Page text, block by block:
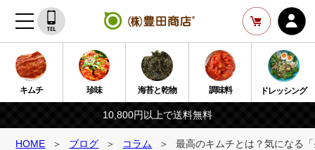
キムチ 珍味 海苔と乾物 調味料 ドレッシング
10,800円以上で送料無料
HOME ブログ コラム 最高のキムチとは？気になる